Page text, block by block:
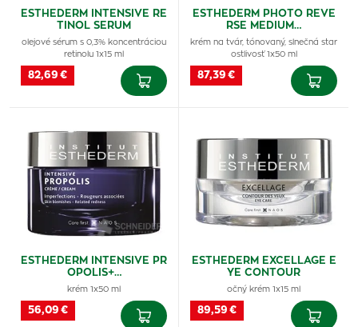
ESTHEDERM INTENSIVE RE
TINOL SERUM
olejové sérum s 0,3% koncentráciou
retinolu 1x15 ml
82,69 €
ESTHEDERM PHOTO REVE
RSE MEDIUM…
krém na tvár, tónovaný, slnečná star
ostlivosť 1x50 ml
87,39 €
ESTHEDERM INTENSIVE PR
OPOLIS+…
krém 1x50 ml
56,09 €
ESTHEDERM EXCELLAGE E
YE CONTOUR
očný krém 1x15 ml
89,59 €